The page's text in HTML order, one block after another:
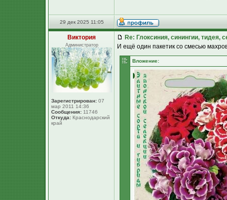
29 дек 2025 11:05
Виктория
Администратор
Зарегистрирован: 07
мар 2011 14:36
Сообщения: 11746
Откуда: Краснодарский
край
Re: Глоксиния, синингии, тидея,
И ещё один пакетик со смесью
Вложение: